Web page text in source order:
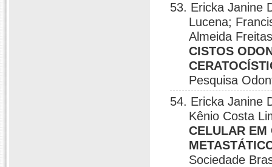
53. Ericka Janine
Lucena;
Almeida
CISTOS
Pesquisa
54. Ericka Janine
Kênio Costa
CELULAR EM
Sociedade